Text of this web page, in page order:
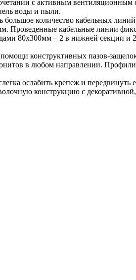
с активным вентиляционным
воды и пыли.
количество кабельных
Проведенные кабельные линии
80х300мм – 2 в нижней секции и
конструктивных пазов-
в любом направлении.
ослабить крепеж и
конструкцию с